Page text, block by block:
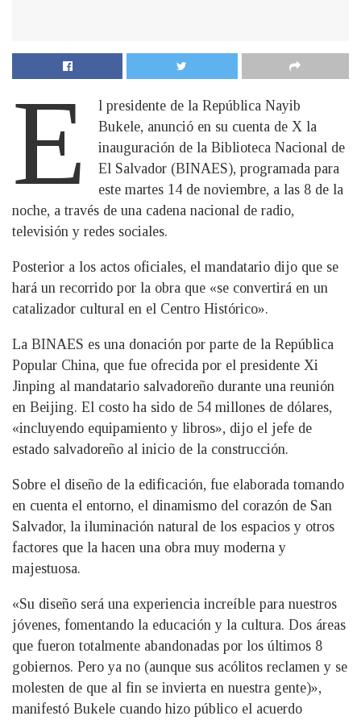
E
l presidente de la República Nayib
Bukele, anunció en su cuenta de X la
inauguración de la Biblioteca Nacional de
El Salvador (BINAES), programada para
este martes 14 de noviembre, a las 8 de la
noche, a través de una cadena nacional de radio,
televisión y redes sociales.
Posterior a los actos oficiales, el mandatario dijo que se
hará un recorrido por la obra que «se convertirá en un
catalizador cultural en el Centro Histórico».
La BINAES es una donación por parte de la República
Popular China, que fue ofrecida por el presidente Xi
Jinping al mandatario salvadoreño durante una reunión
en Beijing. El costo ha sido de 54 millones de dólares,
«incluyendo equipamiento y libros», dijo el jefe de
estado salvadoreño al inicio de la construcción.
Sobre el diseño de la edificación, fue elaborada tomando
en cuenta el entorno, el dinamismo del corazón de San
Salvador, la iluminación natural de los espacios y otros
factores que la hacen una obra muy moderna y
majestuosa.
«Su diseño será una experiencia increíble para nuestros
jóvenes, fomentando la educación y la cultura. Dos áreas
que fueron totalmente abandonadas por los últimos 8
gobiernos. Pero ya no (aunque sus acólitos reclamen y se
molesten de que al fin se invierta en nuestra gente)»,
manifestó Bukele cuando hizo público el acuerdo